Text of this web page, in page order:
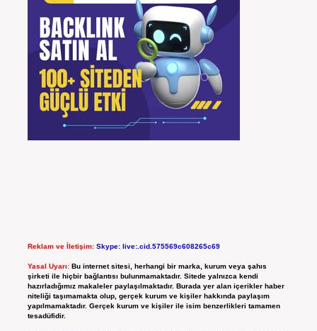
Reklam ve İletişim: Skype: live:.cid.575569c608265c69
Yasal Uyarı: Bu internet sitesi, herhangi bir marka, kurum veya şahıs
şirketi ile hiçbir bağlantısı bulunmamaktadır. Sitede yalnızca kendi
hazırladığımız makaleler paylaşılmaktadır. Burada yer alan içerikler haber
niteliği taşımamakta olup, gerçek kurum ve kişiler hakkında paylaşım
yapılmamaktadır. Gerçek kurum ve kişiler ile isim benzerlikleri tamamen
tesadüfidir.